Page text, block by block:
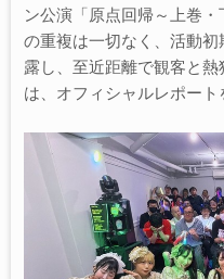
ン公演「原点回帰～上巻
の重複は一切なく、活動
露し、至近距離で観客と
は、オフィシャルレポート